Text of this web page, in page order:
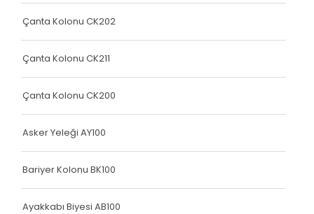
Hava Kapsülü
Yatak Fitili
Yatak Fitili
Elastik Kolon Siyah Seri
Elastik Kolon Mavi Seri
Elastik Kolon Yeşil Seri
Çanta Kolonu CK202
Çanta Kolonu CK211
Çanta Kolonu CK200
Asker Yeleği AY100
Bariyer Kolonu BK100
Ayakkabı Biyesi AB100